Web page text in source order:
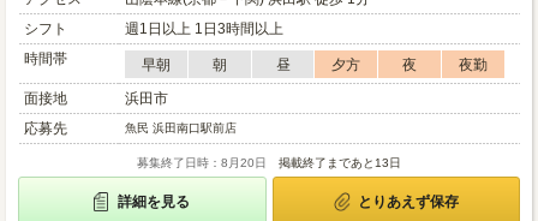
シフト
週1日以上 1日3時間以上
時間帯
早朝 朝 昼 夕方 夜
夜勤
面接地
浜田市
応募先
魚民 浜田南口駅前店
募集終了日時：8月20日 掲載終了まであと13日
詳細を見る とりあえず保存